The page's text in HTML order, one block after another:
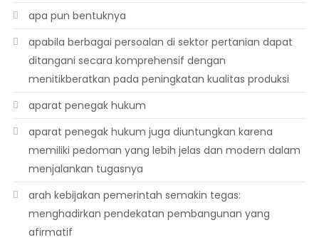
apa pun bentuknya
apabila berbagai persoalan di sektor pertanian dapat
ditangani secara komprehensif dengan
menitikberatkan pada peningkatan kualitas produksi
aparat penegak hukum
aparat penegak hukum juga diuntungkan karena
memiliki pedoman yang lebih jelas dan modern dalam
menjalankan tugasnya
arah kebijakan pemerintah semakin tegas:
menghadirkan pendekatan pembangunan yang
afirmatif